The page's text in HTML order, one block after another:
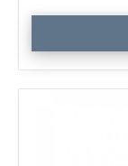
Pizza
Tray
cantidad